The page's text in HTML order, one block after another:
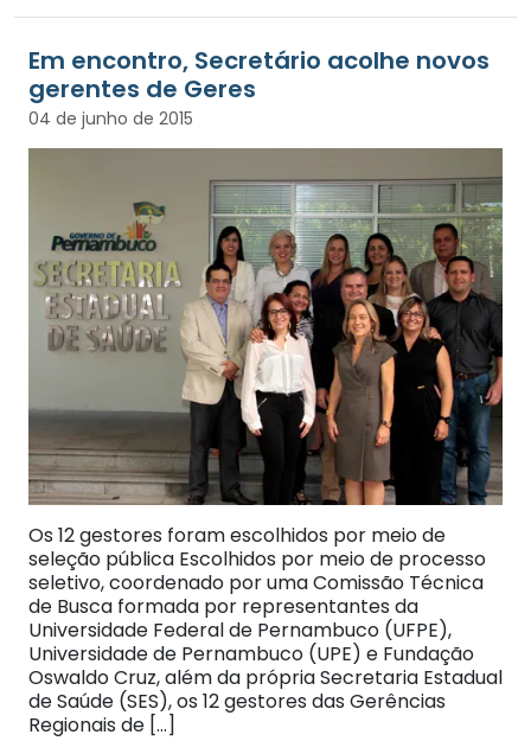
Em encontro, Secretário acolhe novos
gerentes de Geres
04 de junho de 2015
Os 12 gestores foram escolhidos por meio de
seleção pública Escolhidos por meio de processo
seletivo, coordenado por uma Comissão Técnica
de Busca formada por representantes da
Universidade Federal de Pernambuco (UFPE),
Universidade de Pernambuco (UPE) e Fundação
Oswaldo Cruz, além da própria Secretaria Estadual
de Saúde (SES), os 12 gestores das Gerências
Regionais de […]